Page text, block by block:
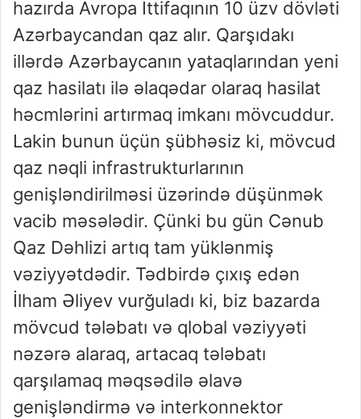
hazırda Avropa İttifaqının 10 üzv dövləti
Azərbaycandan qaz alır. Qarşıdakı
illərdə Azərbaycanın yataqlarından yeni
qaz hasilatı ilə əlaqədar olaraq hasilat
həcmlərini artırmaq imkanı mövcuddur.
Lakin bunun üçün şübhəsiz ki, mövcud
qaz nəqli infrastrukturlarının
genişləndirilməsi üzərində düşünmək
vacib məsələdir. Çünki bu gün Cənub
Qaz Dəhlizi artıq tam yüklənmiş
vəziyyətdədir. Tədbirdə çıxış edən
İlham Əliyev vurğuladı ki, biz bazarda
mövcud tələbatı və qlobal vəziyyəti
nəzərə alaraq, artacaq tələbatı
qarşılamaq məqsədilə əlavə
genişləndirmə və interkonnektor